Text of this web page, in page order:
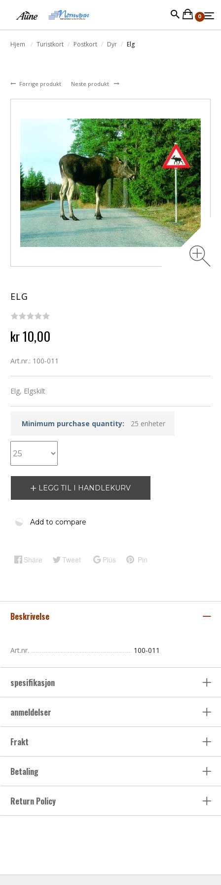
0
Hjem Turistkort Postkort Dyr Elg
Forrige produkt Neste produkt
ELG
kr 10,00
Art.nr.: 100-011
Elg, Elgskilt
Minimum purchase quantity: 25 enheter
LEGG TIL I HANDLEKURV
Add to compare
Share Tweet Plus Pin
Beskrivelse
Art.nr. 100-011
spesifikasjon
anmeldelser
Frakt
Betaling
Return Policy